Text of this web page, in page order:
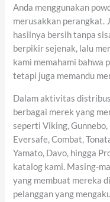
Anda menggunakan
merusakkan perangkat.
hasilnya bersih tanpa
berpikir sejenak, lalu
kami memahami bahwa
tetapi juga memandu
Dalam aktivitas
berbagai merek yang
seperti Viking,
Eversafe, Combat,
Yamato, Davo, hingga
katalog kami. Masing-
yang membuat mereka
pelanggan yang